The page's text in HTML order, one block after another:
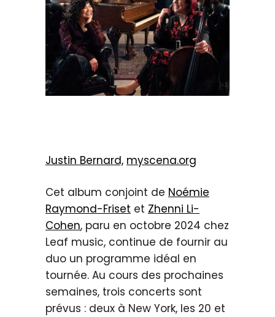
Justin Bernard, myscena.org
Cet album conjoint de Noémie
Raymond-Friset et Zhenni Li-
Cohen, paru en octobre 2024 chez
Leaf music, continue de fournir au
duo un programme idéal en
tournée. Au cours des prochaines
semaines, trois concerts sont
prévus : deux à New York, les 20 et